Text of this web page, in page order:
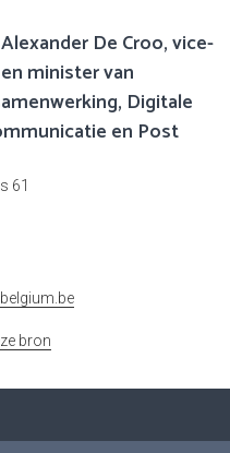
De Croo, vice-
minister van
Digitale
en Post
61
bron